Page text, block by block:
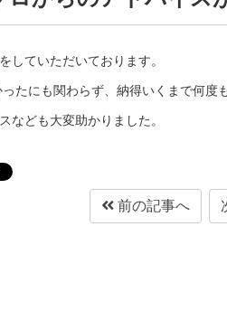
していただいております。
たにも関わらず、納得いくまで何
なども大変助かりました。
前の記事へ